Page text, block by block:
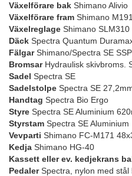
Växelförare bak Shimano Alivio
Växelförare fram Shimano M191
Växelreglage Shimano SLM310
Däck Spectra Quantum
FälgarShimano/Spectra SE
BromsarHydraulisk skivbroms.
Sadel Spectra SE
Sadelstolpe Spectra SE
Handtag Spectra Bio Ergo
Styre Spectra SE Aluminium
Styrstam Spectra SE Aluminium
Vevparti Shimano FC-M171
Kedja Shimano HG-40
Kassett eller ev. kedjekrans
PedalerSpectra, nylon med stål